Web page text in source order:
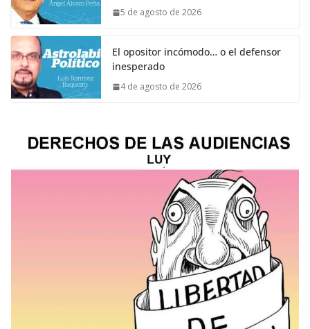
5 de agosto de 2026
El opositor incómodo… o el defensor
inesperado
4 de agosto de 2026